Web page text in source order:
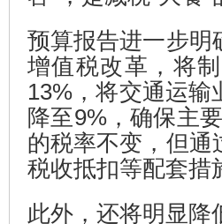
预算报告进一步明
增值税改革，将
13%，将交通运输
降至9%，确保主
的税率不变，但通
税收抵扣等配套措
此外，还将明显降